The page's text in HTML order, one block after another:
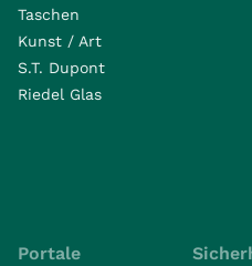
Taschen
Kunst / Art
S.T. Dupont
Riedel Glas
Portale